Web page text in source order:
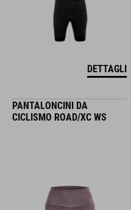
DETTAGLI
PANTALONCINI DA
CICLISMO ROAD/XC WS